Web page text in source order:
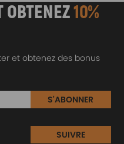
OBTENEZ10%
et obtenez des bonus
S'ABONNER
SUIVRE